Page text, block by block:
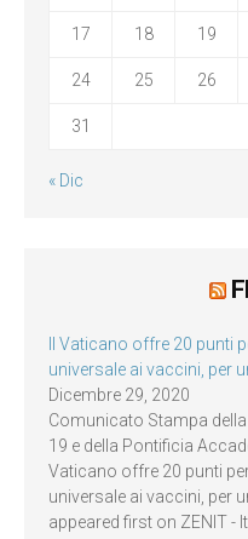
17 18 19
24 25 26
31
« Dic
Il Vaticano offre 20 punti
universale ai vaccini, per
Dicembre 29, 2020
Comunicato Stampa
19 e della Pontificia
Vaticano offre 20 punti
universale ai vaccini, per
appeared first on ZENIT -